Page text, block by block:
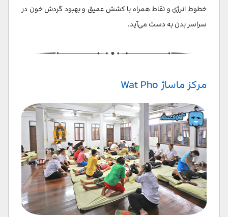
خطوط انرژی و نقاط همراه با کشش عمیق و بهبود گردش خون در
سراسر بدن به دست می‌آید.
مرکز ماساژ Wat Pho